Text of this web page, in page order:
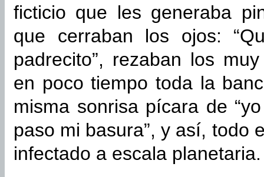
ficticio que les generaba
que cerraban los ojos:
padrecito”, rezaban los
en poco tiempo toda la
misma sonrisa pícara de
paso mi basura”, y así, todo
infectado a escala planetaria.